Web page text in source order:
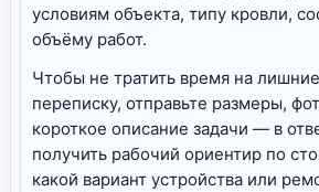
условиям объекта, типу кровли,
объёму работ.
Чтобы не тратить время на
переписку, отправьте размеры,
короткое описание задачи — в
получить рабочий ориентир по
какой вариант устройства или